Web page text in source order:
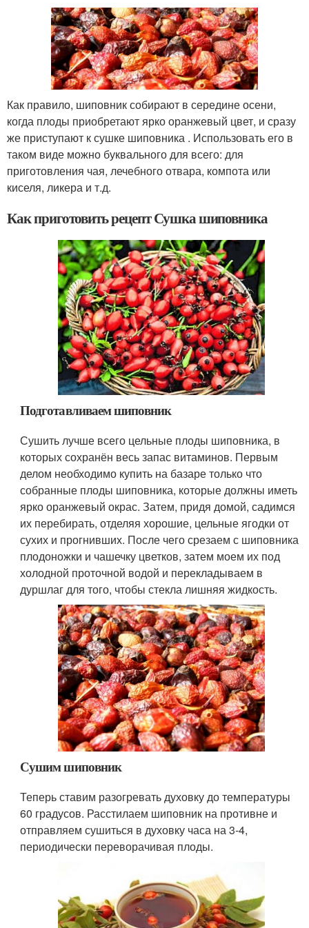
Как правило, шиповник собирают в середине осени,
когда плоды приобретают ярко оранжевый цвет, и сразу
же приступают к сушке шиповника . Использовать его в
таком виде можно буквального для всего: для
приготовления чая, лечебного отвара, компота или
киселя, ликера и т.д.
Как приготовить рецепт Сушка шиповника
Подготавливаем шиповник
Сушить лучше всего цельные плоды шиповника, в
которых сохранён весь запас витаминов. Первым
делом необходимо купить на базаре только что
собранные плоды шиповника, которые должны иметь
ярко оранжевый окрас. Затем, придя домой, садимся
их перебирать, отделяя хорошие, цельные ягодки от
сухих и прогнивших. После чего срезаем с шиповника
плодоножки и чашечку цветков, затем моем их под
холодной проточной водой и перекладываем в
дуршлаг для того, чтобы стекла лишняя жидкость.
Сушим шиповник
Теперь ставим разогревать духовку до температуры
60 градусов. Расстилаем шиповник на противне и
отправляем сушиться в духовку часа на 3-4,
периодически переворачивая плоды.